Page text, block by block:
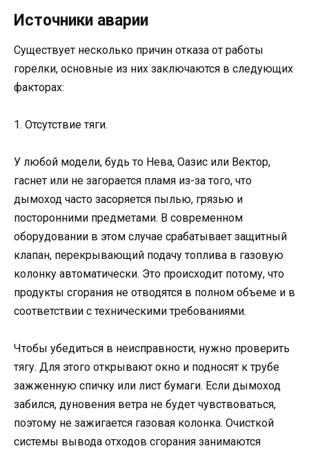
Источники аварии
Существует несколько причин отказа от работы
горелки, основные из них заключаются в следующих
факторах:
1. Отсутствие тяги.
У любой модели, будь то Нева, Оазис или Вектор,
гаснет или не загорается пламя из-за того, что
дымоход часто засоряется пылью, грязью и
посторонними предметами. В современном
оборудовании в этом случае срабатывает защитный
клапан, перекрывающий подачу топлива в газовую
колонку автоматически. Это происходит потому, что
продукты сгорания не отводятся в полном объеме и в
соответствии с техническими требованиями.
Чтобы убедиться в неисправности, нужно проверить
тягу. Для этого открывают окно и подносят к трубе
зажженную спичку или лист бумаги. Если дымоход
забился, дуновения ветра не будет чувствоваться,
поэтому не зажигается газовая колонка. Очисткой
системы вывода отходов сгорания занимаются